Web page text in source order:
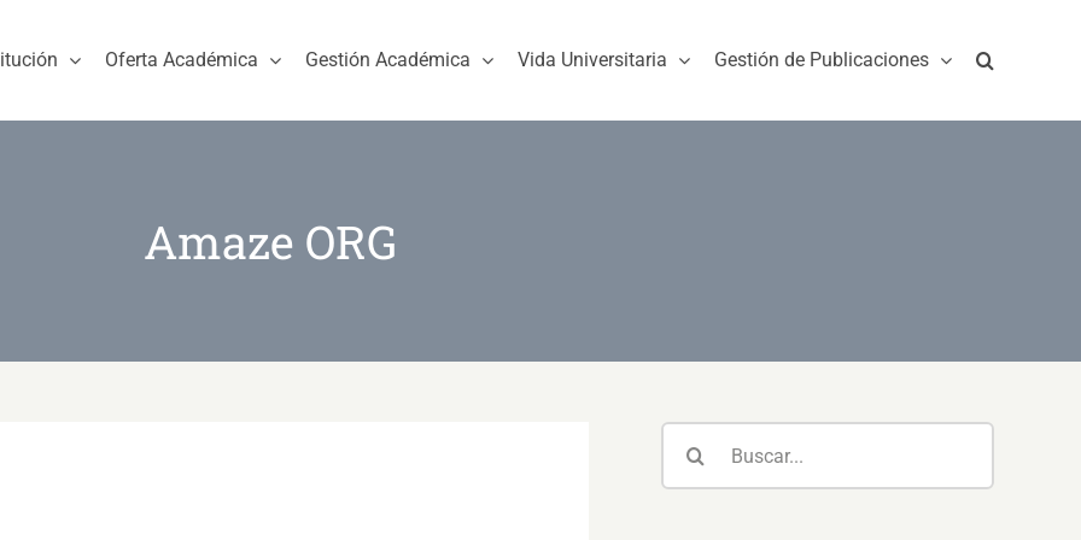
Oferta Académica Gestión Académica Vida Universitaria Gestión de Publicaciones
Amaze ORG